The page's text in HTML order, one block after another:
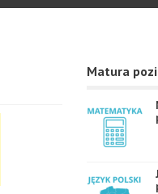
Matura